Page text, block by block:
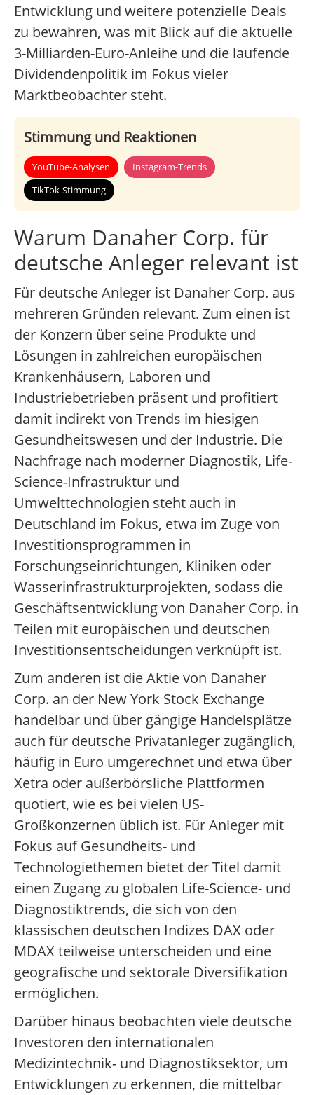
Entwicklung und weitere potenzielle Deals
zu bewahren, was mit Blick auf die aktuelle
3-Milliarden-Euro-Anleihe und die laufende
Dividendenpolitik im Fokus vieler
Marktbeobachter steht.
Stimmung und Reaktionen
YouTube-Analysen
Instagram-Trends
TikTok-Stimmung
Warum Danaher Corp. für
deutsche Anleger relevant ist
Für deutsche Anleger ist Danaher Corp. aus
mehreren Gründen relevant. Zum einen ist
der Konzern über seine Produkte und
Lösungen in zahlreichen europäischen
Krankenhäusern, Laboren und
Industriebetrieben präsent und profitiert
damit indirekt von Trends im hiesigen
Gesundheitswesen und der Industrie. Die
Nachfrage nach moderner Diagnostik, Life-
Science-Infrastruktur und
Umwelttechnologien steht auch in
Deutschland im Fokus, etwa im Zuge von
Investitionsprogrammen in
Forschungseinrichtungen, Kliniken oder
Wasserinfrastrukturprojekten, sodass die
Geschäftsentwicklung von Danaher Corp. in
Teilen mit europäischen und deutschen
Investitionsentscheidungen verknüpft ist.
Zum anderen ist die Aktie von Danaher
Corp. an der New York Stock Exchange
handelbar und über gängige Handelsplätze
auch für deutsche Privatanleger zugänglich,
häufig in Euro umgerechnet und etwa über
Xetra oder außerbörsliche Plattformen
quotiert, wie es bei vielen US-
Großkonzernen üblich ist. Für Anleger mit
Fokus auf Gesundheits- und
Technologiethemen bietet der Titel damit
einen Zugang zu globalen Life-Science- und
Diagnostiktrends, die sich von den
klassischen deutschen Indizes DAX oder
MDAX teilweise unterscheiden und eine
geografische und sektorale Diversifikation
ermöglichen.
Darüber hinaus beobachten viele deutsche
Investoren den internationalen
Medizintechnik- und Diagnostiksektor, um
Entwicklungen zu erkennen, die mittelbar